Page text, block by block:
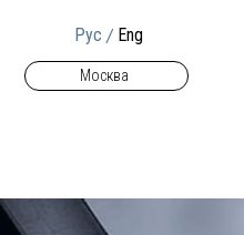
Рус / Eng
Москва